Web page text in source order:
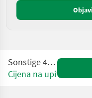
Sonstige 4069-RT
Cijena na upit